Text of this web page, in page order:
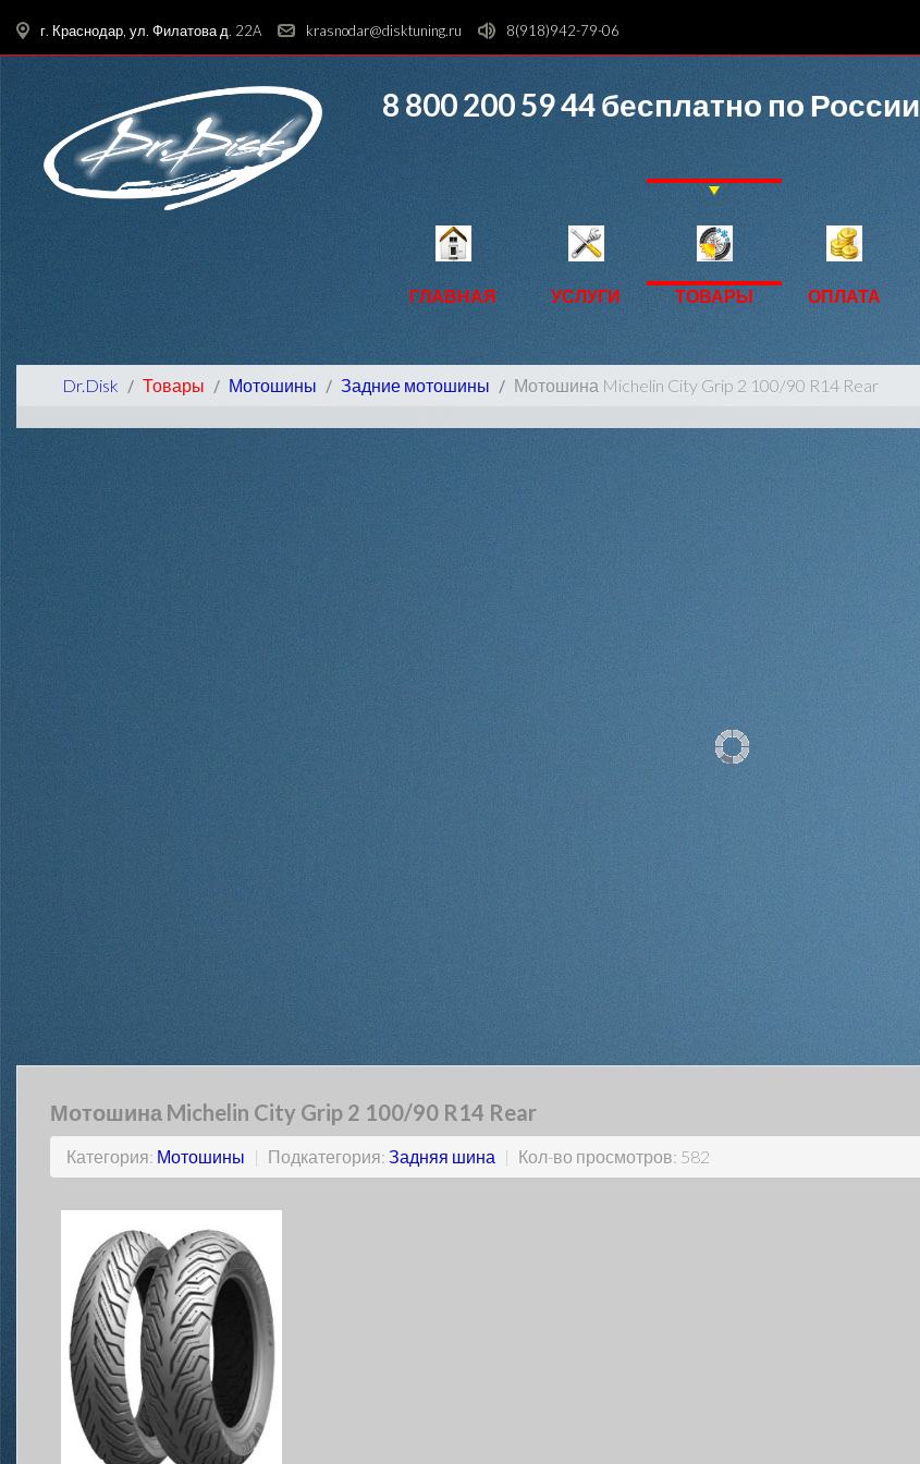
г. Краснодар, ул. Филатова д. 22A krasnodar@disktuning.ru 8(918)942-79-06
8 800 200 59 44бесплатно по России
ГЛАВНАЯ УСЛУГИ ТОВАРЫ ОПЛАТА
Dr.Disk Товары Мотошины Задние мотошины Мотошина Michelin City Grip 2 100/90 R14 Rear
Мотошина Michelin City Grip 2 100/90 R14 Rear
Категория: Мотошины | Подкатегория: Задняя шина | Кол-во просмотров: 582